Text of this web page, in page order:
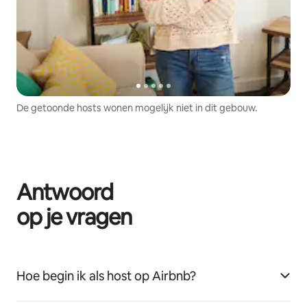
De getoonde hosts wonen mogelijk niet in dit gebouw.
Antwoord
op je vragen
Hoe begin ik als host op Airbnb?